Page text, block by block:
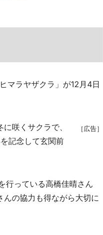
マラヤザクラ」が12月4日
［広告］
咲くサクラで、
記念して玄関前
行っている高橋佳晴さん
の協力も得ながら大切に